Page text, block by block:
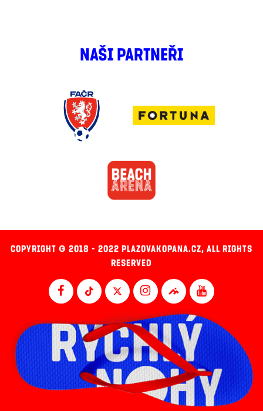
NAŠI PARTNEŘI
COPYRIGHT © 2018 - 2022 PLAZOVAKOPANA.CZ, ALL RIGHTS
RESERVED